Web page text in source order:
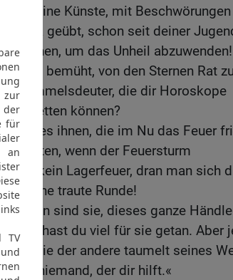
deine Künste, mit Beschwörungen
du ja geübt, schon seit deiner
können, um das Unheil abzuwenden!
stets bemüht, von den Sternen Rat zu
Himmelsdeuter, die dir Horoskope
retten können?
geht es ihnen, die im Nu das Feuer
retten, wenn der Feuersturm
dann kein Lagerfeuer, dran man sich
für eine traute Runde!
Stützen sind sie, dieses ganze
hast du viel für sie getan. Aber
wie der andere taumelt seines
ist niemand, der dir hilft.«